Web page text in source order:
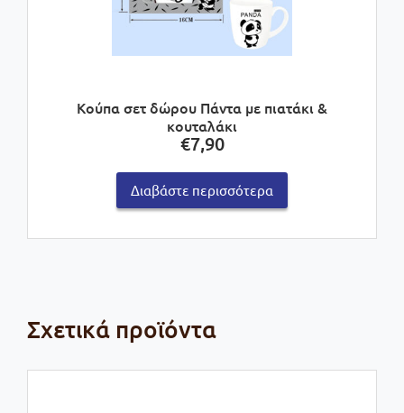
Κούπα σετ δώρου Πάντα με πιατάκι &
κουταλάκι
€7,90
Διαβάστε περισσότερα
Σχετικά προϊόντα